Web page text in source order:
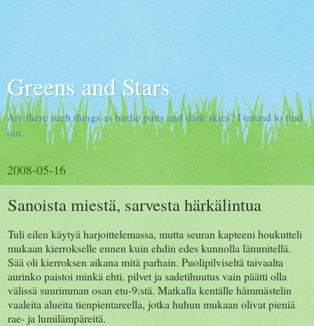
Greens and Stars
Are there such things as birdie putts and dark skies? I intend to find
out.
2008-05-16
Sanoista miestä, sarvesta härkälintua
Tuli eilen käytyä harjoittelemassa, mutta seuran kapteeni houkutteli
mukaan kierrokselle ennen kuin ehdin edes kunnolla lämmitellä.
Sää oli kierroksen aikana mitä parhain. Puolipilviseltä taivaalta
aurinko paistoi minkä ehti, pilvet ja sadetihuutus vain päätti olla
välissä suurimman osan etu-9:stä. Matkalla kentälle hämmästelin
vaaleita alueita tienpientareella, jotka huhun mukaan olivat pieniä
rae- ja lumilämpäreitä.